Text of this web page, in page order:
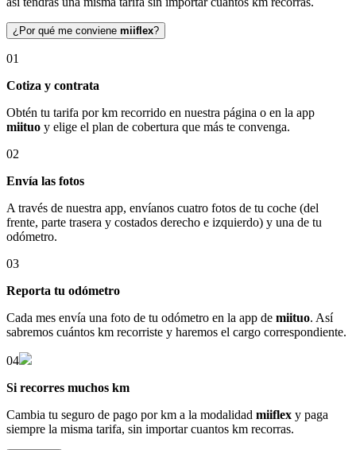
¿Por qué me conviene miiflex?
01
Cotiza y contrata
Obtén tu tarifa por km recorrido en nuestra página o en la app
miituo y elige el plan de cobertura que más te convenga.
02
Envía las fotos
A través de nuestra app, envíanos cuatro fotos de tu coche (del
frente, parte trasera y costados derecho e izquierdo) y una de tu
odómetro.
03
Reporta tu odómetro
Cada mes envía una foto de tu odómetro en la app de miituo. Así
sabremos cuántos km recorriste y haremos el cargo correspondiente.
04
Si recorres muchos km
Cambia tu seguro de pago por km a la modalidad miiflex y paga
siempre la misma tarifa, sin importar cuantos km recorras.